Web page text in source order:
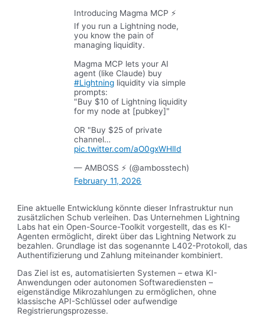
Introducing Magma MCP ⚡
If you run a Lightning node,
you know the pain of
managing liquidity.
Magma MCP lets your AI
agent (like Claude) buy
#Lightning liquidity via simple
prompts:
"Buy $10 of Lightning liquidity
for my node at [pubkey]"
OR "Buy $25 of private
channel…
pic.twitter.com/aO0gxWHlId
— AMBOSS ⚡ (@ambosstech)
February 11, 2026
Eine aktuelle Entwicklung könnte dieser Infrastruktur nun
zusätzlichen Schub verleihen. Das Unternehmen Lightning
Labs hat ein Open-Source-Toolkit vorgestellt, das es KI-
Agenten ermöglicht, direkt über das Lightning Network zu
bezahlen. Grundlage ist das sogenannte L402-Protokoll, das
Authentifizierung und Zahlung miteinander kombiniert.
Das Ziel ist es, automatisierten Systemen – etwa KI-
Anwendungen oder autonomen Softwarediensten –
eigenständige Mikrozahlungen zu ermöglichen, ohne
klassische API-Schlüssel oder aufwendige
Registrierungsprozesse.